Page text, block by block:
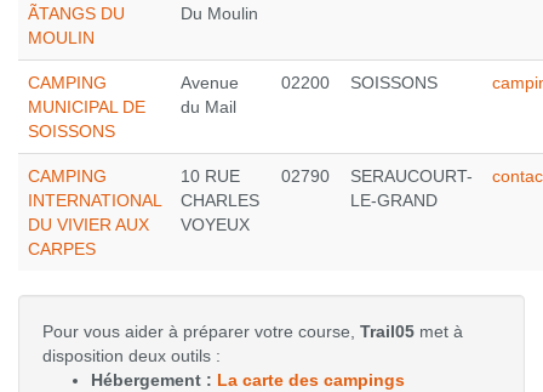
ÃTANGS DU
MOULIN
Du Moulin
CAMPING
MUNICIPAL DE
SOISSONS
Avenue
du Mail
02200 SOISSONS
CAMPING
INTERNATIONAL
DU VIVIER AUX
CARPES
10 RUE
CHARLES
VOYEUX
02790
SERAUCOURT-
LE-GRAND
Pour vous aider à préparer votre course, Trail05 met à
disposition deux outils :
Hébergement : La carte des campings